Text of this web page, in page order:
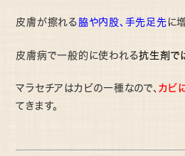
皮膚が擦れる脇や内股、手先足先に
皮膚病で一般的に使われる抗生剤で
マラセチアはカビの一種なので、 カビ
てきます。